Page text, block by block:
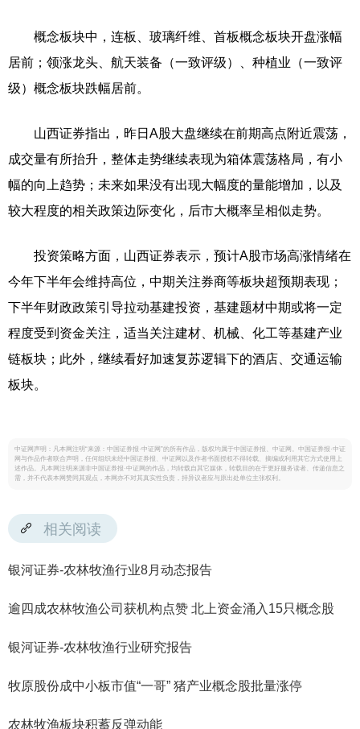
概念板块中，连板、玻璃纤维、首板概念板块开盘涨幅
居前；领涨龙头、航天装备（一致评级）、种植业（一致评
级）概念板块跌幅居前。
山西证券指出，昨日A股大盘继续在前期高点附近震荡，
成交量有所抬升，整体走势继续表现为箱体震荡格局，有小
幅的向上趋势；未来如果没有出现大幅度的量能增加，以及
较大程度的相关政策边际变化，后市大概率呈相似走势。
投资策略方面，山西证券表示，预计A股市场高涨情绪在
今年下半年会维持高位，中期关注券商等板块超预期表现；
下半年财政政策引导拉动基建投资，基建题材中期或将一定
程度受到资金关注，适当关注建材、机械、化工等基建产业
链板块；此外，继续看好加速复苏逻辑下的酒店、交通运输
板块。
中证网声明：凡本网注明“来源：中国证券报·中证网”的所有作品，版权均属于中国证券报、中证网。中国证券报·中证
网与作品作者联合声明，任何组织未经中国证券报、中证网以及作者书面授权不得转载、摘编或利用其它方式使用上
述作品。凡本网注明来源非中国证券报·中证网的作品，均转载自其它媒体，转载目的在于更好服务读者、传递信息之
需，并不代表本网赞同其观点，本网亦不对其真实性负责，持异议者应与原出处单位主张权利。
相关阅读
银河证券-农林牧渔行业8月动态报告
逾四成农林牧渔公司获机构点赞 北上资金涌入15只概念股
银河证券-农林牧渔行业研究报告
牧原股份成中小板市值“一哥” 猪产业概念股批量涨停
农林牧渔板块积蓄反弹动能